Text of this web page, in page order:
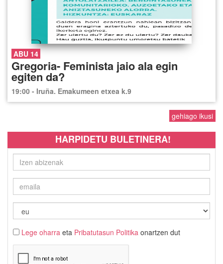
ABU 14
Gregoria- Feminista jaio ala egin
egiten da?
19:00 - Iruña. Emakumeen etxea k.9
gehiago ikusi
HARPIDETU BULETINERA!
Lege oharra eta Pribatutasun Politika onartzen dut